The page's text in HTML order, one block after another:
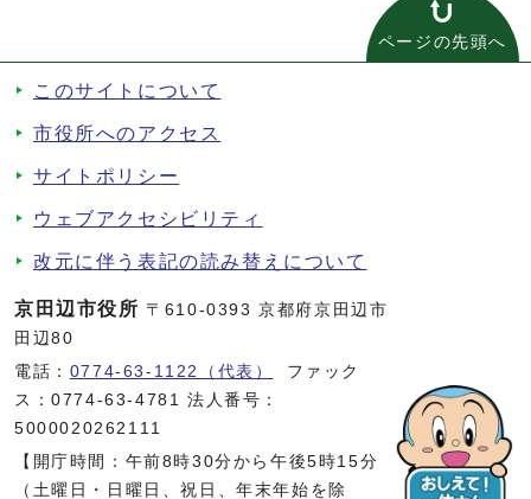
ページの先頭へ
このサイトについて
市役所へのアクセス
サイトポリシー
ウェブアクセシビリティ
改元に伴う表記の読み替えについて
京田辺市役所 〒610-0393 京都府京田辺市
田辺80
電話： 0774-63-1122（代表）
ファック
ス：0774-63-4781 法人番号：
5000020262111
【開庁時間：午前8時30分から午後5時15分
（土曜日・日曜日、祝日、年末年始を除